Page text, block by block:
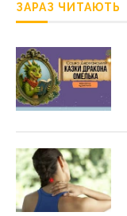
ЗАРАЗ ЧИТАЮТЬ